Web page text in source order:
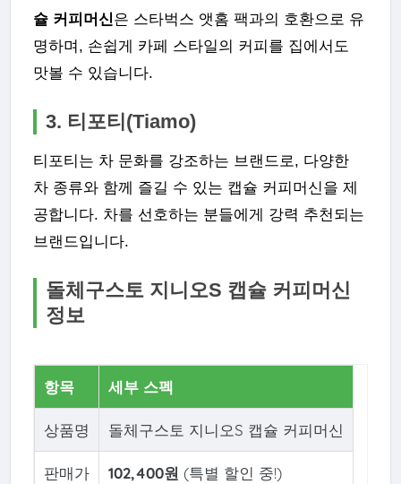
슐 커피머신은 스타벅스 앳홈 팩과의 호환으로 유
명하며, 손쉽게 카페 스타일의 커피를 집에서도
맛볼 수 있습니다.
3. 티포티(Tiamo)
티포티는 차 문화를 강조하는 브랜드로, 다양한
차 종류와 함께 즐길 수 있는 캡슐 커피머신을 제
공합니다. 차를 선호하는 분들에게 강력 추천되는
브랜드입니다.
돌체구스토 지니오S 캡슐 커피머신
정보
항목 세부 스펙
상품명 돌체구스토 지니오S 캡슐 커피머신
판매가 102,400원 (특별 할인 중!)